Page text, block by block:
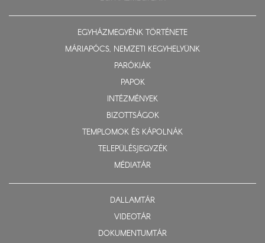
EGYHÁZMEGYÉNK TÖRTÉNETE
MÁRIAPÓCS, NEMZETI KEGYHELYÜNK
PARÓKIÁK
PAPOK
INTÉZMÉNYEK
BIZOTTSÁGOK
TEMPLOMOK ÉS KÁPOLNÁK
TELEPÜLÉSJEGYZÉK
MÉDIATÁR
DALLAMTÁR
VIDEOTÁR
DOKUMENTUMTÁR